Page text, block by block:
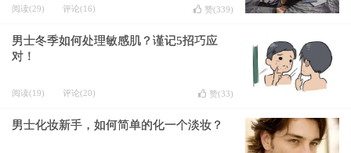
阅读(29) 评论(16) 赞(339)
男士冬季如何处理敏感肌？谨记5招巧应
对！
阅读(19) 评论(20) 赞(33)
男士化妆新手，如何简单的化一个淡妆？